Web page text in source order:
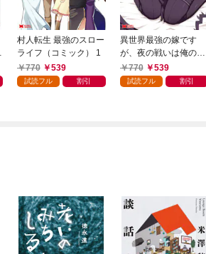
村人転生 最強のスロー
ライフ（コミック） 1
770
539
試読フル 割引
異世界最強の嫁です
が、夜の戦いは俺の方
が強いようです 知略
を活かして成り上がる
770 539
試読フル 割引